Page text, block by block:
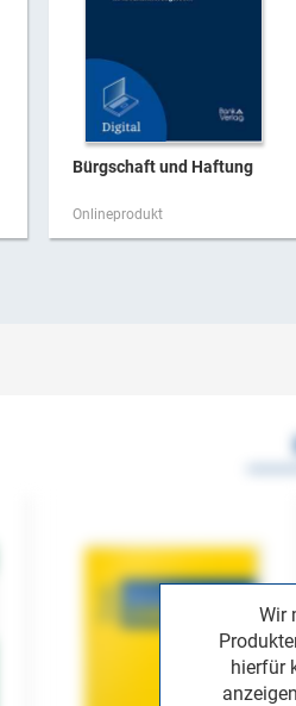
Bürgschaft und Haftung
Onlineprodukt
Wir
hierfür